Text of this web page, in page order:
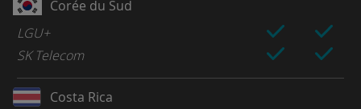
Corée du Sud
LGU+
SK Telecom
Costa Rica